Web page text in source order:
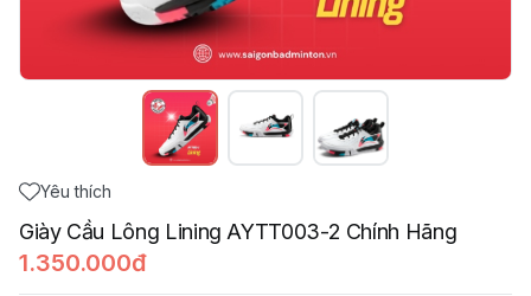
Yêu thích
Giày Cầu Lông Lining AYTT003-2 Chính Hãng
1.350.000đ